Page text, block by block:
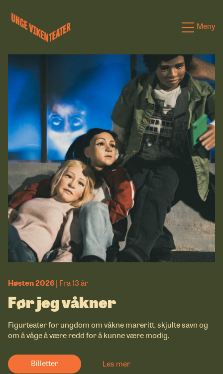
Meny
Forestillinger
Kalender
Satsinger
Om oss
Høsten 2026 Fra 13 år
Før jeg våkner
Figurteater for ungdom om våkne mareritt, skjulte savn og
om å våge å være redd for å kunne være modig.
Billetter Les mer